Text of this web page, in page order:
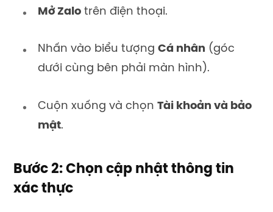
Mở Zalo trên điện thoại.
Nhấn vào biểu tượng Cá nhân (góc
dưới cùng bên phải màn hình).
Cuộn xuống và chọn Tài khoản và bảo
mật.
Bước 2: Chọn cập nhật thông tin
xác thực